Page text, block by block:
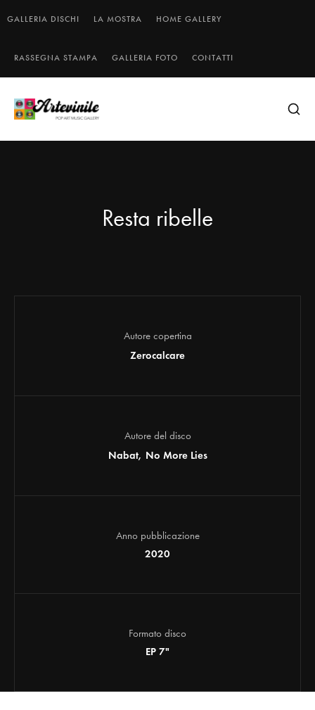
GALLERIA DISCHI LA MOSTRA HOME GALLERY
RASSEGNA STAMPA GALLERIA FOTO CONTATTI
Resta ribelle
Autore copertina
Zerocalcare
Autore del disco
Nabat
No More Lies
Anno pubblicazione
2020
Formato disco
EP 7"